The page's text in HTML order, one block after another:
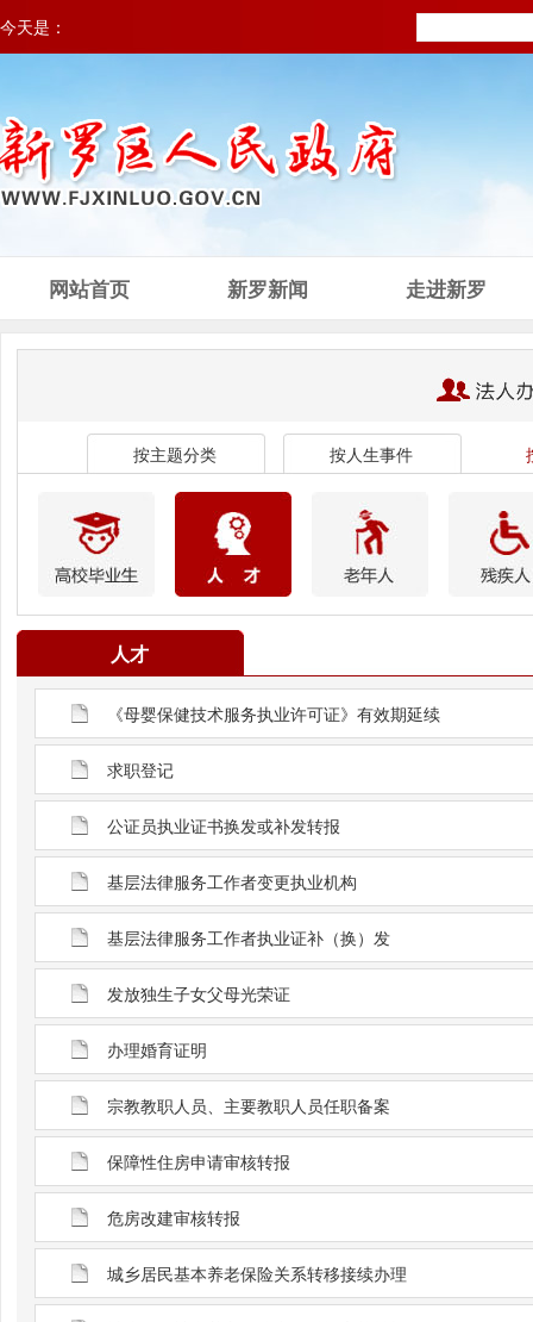
今天是：
网站首页 新罗新闻 走进新罗
按主题分类 按人生事件
人才
《母婴保健技术服务执业许可证》有效期延续
求职登记
公证员执业证书换发或补发转报
基层法律服务工作者变更执业机构
基层法律服务工作者执业证补（换）发
发放独生子女父母光荣证
办理婚育证明
宗教教职人员、主要教职人员任职备案
保障性住房申请审核转报
危房改建审核转报
城乡居民基本养老保险关系转移接续办理